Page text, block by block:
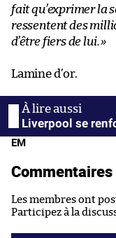
fait qu’exprimer la
ressentent des
d’être fiers de lui.»
Lamine d’or.
Liverpool se
EM
Commentaires
Les membres ont
Participez à la